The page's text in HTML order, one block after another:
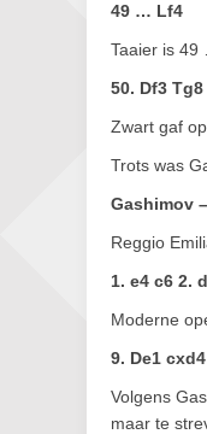
49 … Lf4
Taaier is 49
50. Df3
Zwart gaf
Trots was
Gashimov
Reggio
1. e4 c6 2.
Moderne
9. De1
Volgens
maar te